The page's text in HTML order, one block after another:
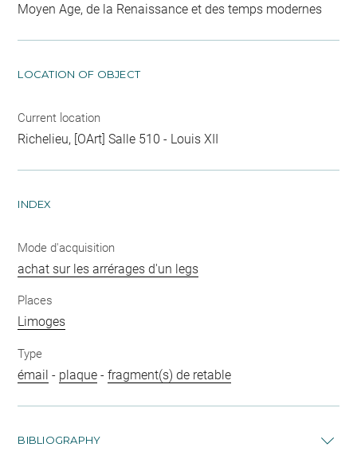
Moyen Age, de la Renaissance et des temps modernes
LOCATION OF OBJECT
Current location
Richelieu, [OArt] Salle 510 - Louis XII
INDEX
Mode d'acquisition
achat sur les arrérages d'un legs
Places
Limoges
Type
émail - plaque -fragment(s) de retable
BIBLIOGRAPHY